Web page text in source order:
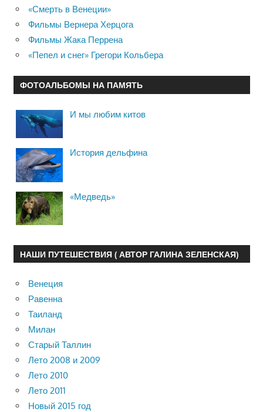
«Смерть в Венеции»
Фильмы Вернера Херцога
Фильмы Жака Перрена
«Пепел и снег» Грегори Кольбера
ФОТОАЛЬБОМЫ НА ПАМЯТЬ
И мы любим китов
История дельфина
«Медведь»
НАШИ ПУТЕШЕСТВИЯ ( АВТОР ГАЛИНА ЗЕЛЕНСКАЯ)
Венеция
Равенна
Таиланд
Милан
Старый Таллин
Лето 2008 и 2009
Лето 2010
Лето 2011
Новый 2015 год